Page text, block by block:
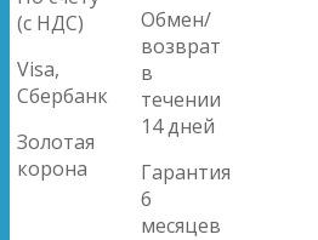
(с НДС)
Visa,
Сбербанк
Золотая
корона
Обмен/
возврат
в
течении
14 дней
Гарантия
6
месяцев